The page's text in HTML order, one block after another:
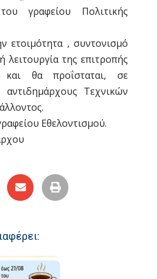
γραφείου Πολιτικής
ετοιμότητα , συντονισμό
λειτουργία της επιτροπής
θα προΐσταται, σε
Τεχνικών
Εθελοντισμού.